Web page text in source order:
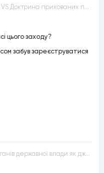
Доктрина виключних повноважень VS Доктрина прихованих повноважень
цього заходу?
забув зареєструватися
Акти Кабінету Міністрів та інших органів державної влади як джерела конституційного права